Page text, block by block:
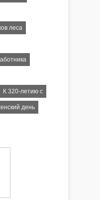
леса
К 320-летию с
день